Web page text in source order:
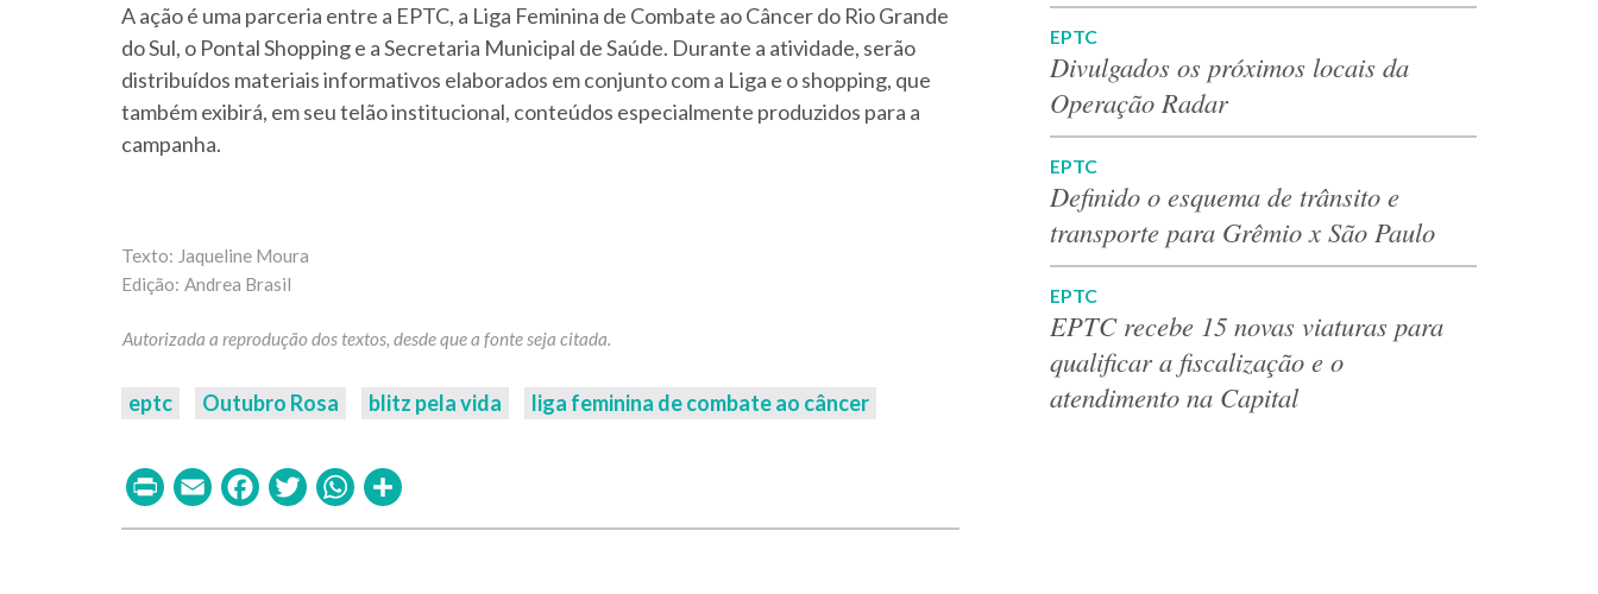
A ação é uma parceria entre a EPTC, a Liga Feminina de Combate ao Câncer do Rio Grande
do Sul, o Pontal Shopping e a Secretaria Municipal de Saúde. Durante a atividade, serão
distribuídos materiais informativos elaborados em conjunto com a Liga e o shopping, que
também exibirá, em seu telão institucional, conteúdos especialmente produzidos para a
campanha.
Jaqueline Moura
Andrea Brasil
eptc Outubro Rosa blitz pela vida liga feminina de combate ao câncer
PrintEmailFacebook
TwitterWhatsApp
EPTC
Divulgados os próximos locais da
Operação Radar
EPTC
Definido o esquema de trânsito e
transporte para Grêmio x São Paulo
EPTC
EPTC recebe 15 novas viaturas para
qualificar a fiscalização e o
atendimento na Capital